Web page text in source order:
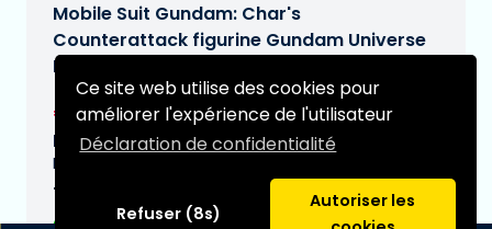
Ce site web utilise des cookies pour
améliorer l'expérience de l'utilisateur
Déclaration de confidentialité
Refuser (8s)
Autoriser les
Mobile Suit Gundam: Char's
Counterattack figurine Gundam Universe
MSN-04 Sazabi 16 cm
€49,95[Sous réserve de modifications]
Date de livraison prévue:
N/A
Type: